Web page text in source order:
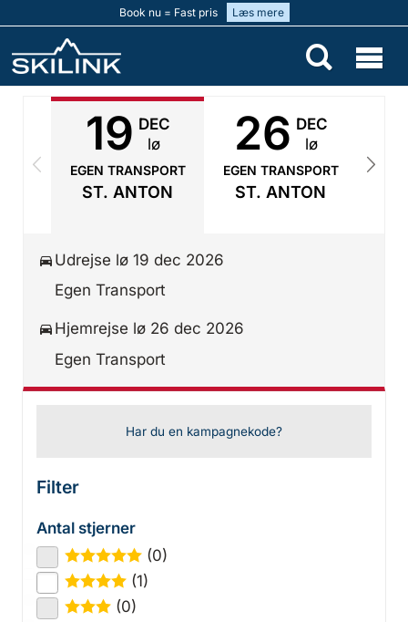
Book nu = Fast pris Læs mere
19 DEC
lø
EGEN TRANSPORT
ST. ANTON
26 DEC
lø
EGEN TRANSPORT
ST. ANTON
Udrejse lø 19 dec 2026
Egen Transport
Hjemrejse lø 26 dec 2026
Egen Transport
Har du en kampagnekode?
Filter
Antal stjerner
★★★★★
(0)
★★★★
(1)
★★★
(0)